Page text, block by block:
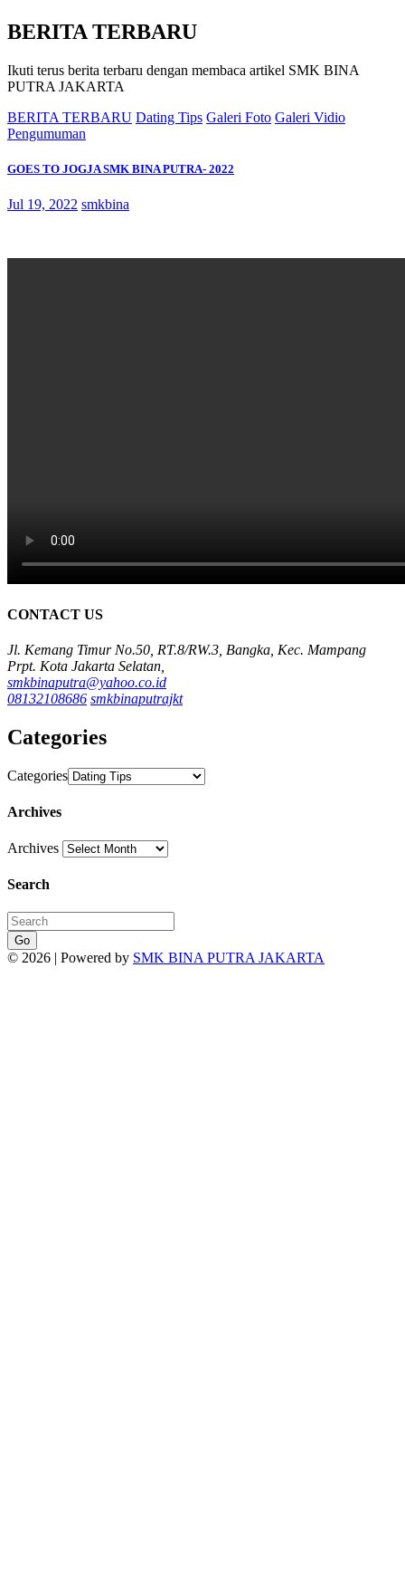
BERITA TERBARU
Ikuti terus berita terbaru dengan membaca artikel SMK BINA
PUTRA JAKARTA
BERITA TERBARU Dating Tips Galeri Foto Galeri Vidio
Pengumuman
GOES TO JOGJA SMK BINA PUTRA- 2022
Jul 19, 2022 smkbina
CONTACT US
Jl. Kemang Timur No.50, RT.8/RW.3, Bangka, Kec. Mampang
Prpt. Kota Jakarta Selatan,
smkbinaputra@yahoo.co.id
08132108686 smkbinaputrajkt
Categories
Categories
Archives
Archives
Search
Go
© 2026 | Powered by SMK BINA PUTRA JAKARTA